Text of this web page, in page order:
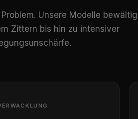
Unsere Modelle
Zittern bis hin zu intensiver